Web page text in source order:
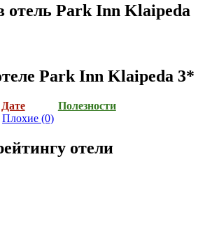
отель Park Inn Klaipeda
Park Inn Klaipeda 3*
Дате
Полезности
Плохие (0)
отели